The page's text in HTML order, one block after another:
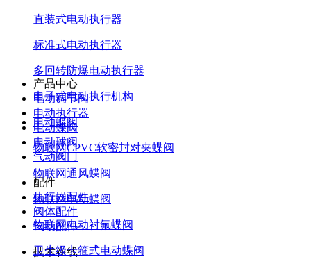
直装式电动执行器
标准式电动执行器
多回转防爆电动执行器
电子式电动执行机构
电动蝶阀
物联网CPVC软密封对夹蝶阀
物联网通风蝶阀
物联网电动蝶阀
物联网电动衬氟蝶阀
卫生级卡箍式电动蝶阀
产品中心
电动调节阀
电动执行器
电动蝶阀
电动球阀
气动阀门
配件
执行器配件
阀体配件
气动配件
技术在线